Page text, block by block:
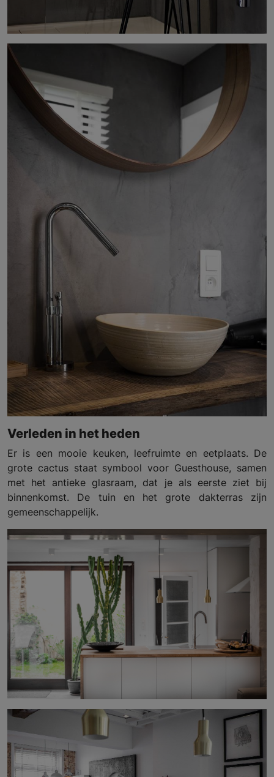
Verleden in het heden
Er is een mooie keuken, leefruimte en eetplaats. De
grote cactus staat symbool voor Guesthouse, samen
met het antieke glasraam, dat je als eerste ziet bij
binnenkomst. De tuin en het grote dakterras zijn
gemeenschappelijk.